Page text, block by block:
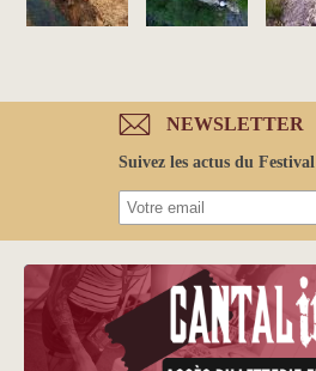
NEWSLETTER
Suivez les actus du Festival